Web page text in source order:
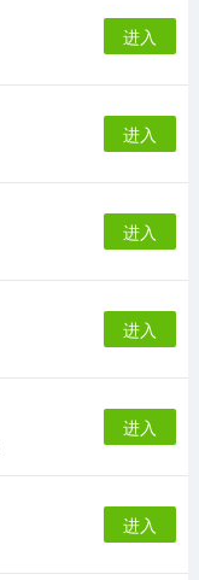
进入
进入
进入
进入
进入
进入